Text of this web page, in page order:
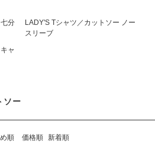
分
LADY'S Tシャツ／カットソー ノー
スリーブ
ャ
ソー
順 価格順 新着順